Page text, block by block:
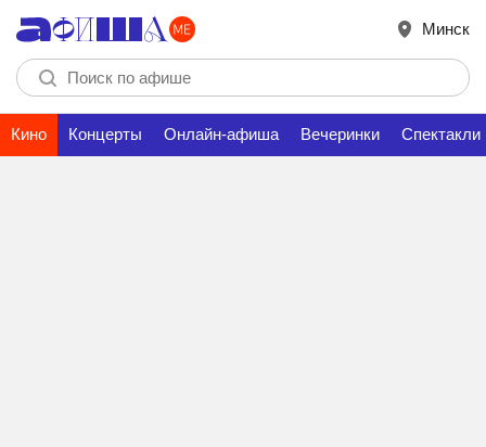
Минск
Кино Концерты Онлайн-афиша Вечеринки Спектакли